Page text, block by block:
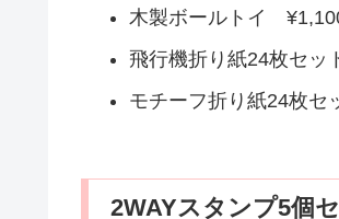
木製ボールトイ
飛行機折り紙24枚セッ
モチーフ折り紙24枚
2WAYスタンプ5個